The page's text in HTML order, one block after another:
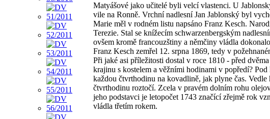
Matyášové jako učitelé byli velcí vlastenci. U
vile na Ronně. Vrchní nadlesní Jan Jablonský byl
Marie měl v rodném listu napsáno Franz Kesch.
Terezie. Stal se knížecím schwarzenbergským
ovšem kromě francouzštiny a němčiny vládla
Franz Kesch zemřel 12. srpna 1869, tedy v
Při jaké asi příležitosti dostal v roce 1810 - před
krajinu s kostelem a věžními hodinami v popředí?
každou čtvrthodinu na kovadlině, jak plyne čas.
čtvrthodinu roztočí. Zcela v pravém dolním rohu
jeho podstavci je letopočet 1743 značící zřejmě rok
vládla třetím rokem.